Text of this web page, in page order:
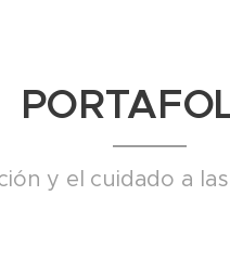
y el cuidado a